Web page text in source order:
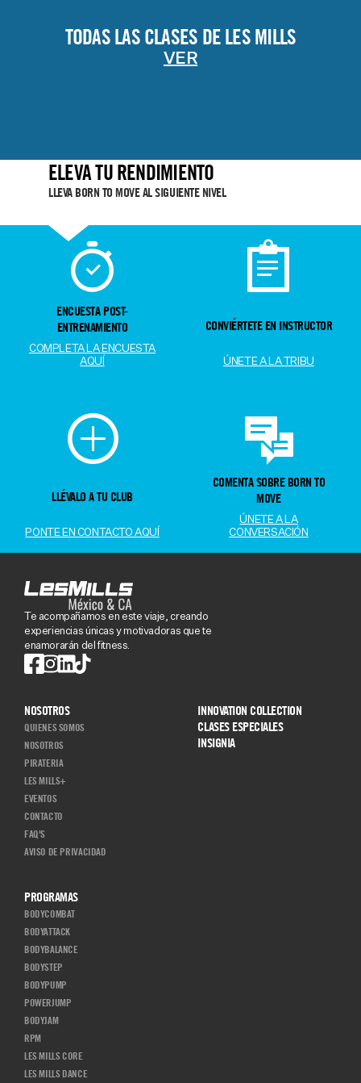
TODAS LAS CLASES DE LES MILLS
VER
ELEVA TU RENDIMIENTO
LLEVA BORN TO MOVE AL SIGUIENTE NIVEL
ENCUESTA POST-
ENTRENAMIENTO
COMPLETA LA ENCUESTA
AQUÍ
CONVIÉRTETE EN INSTRUCTOR
ÚNETE A LA TRIBU
LLÉVALO A TU CLUB
PONTE EN CONTACTO AQUÍ
COMENTA SOBRE BORN TO
MOVE
ÚNETE A LA
CONVERSACIÓN
Te acompañamos en este viaje, creando
experiencias únicas y motivadoras que te
enamorarán del fitness.
NOSOTROS
QUIENES SOMOS
NOSOTROS
PIRATERIA
LES MILLS+
EVENTOS
CONTACTO
FAQ'S
AVISO DE PRIVACIDAD
PROGRAMAS
BODYCOMBAT
BODYATTACK
BODYBALANCE
BODYSTEP
BODYPUMP
POWERJUMP
BODYJAM
RPM
LES MILLS CORE
LES MILLS DANCE
INNOVATION COLLECTION
CLASES ESPECIALES
INSIGNIA